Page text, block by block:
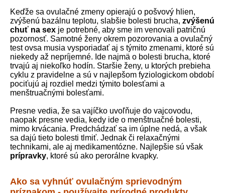
Keďže sa ovulačné zmeny opierajú o pošvový hlien,
zvýšenú bazálnu teplotu, slabšie bolesti brucha, zvýšenú
chuť na sex je potrebné, aby sme im venovali patričnú
pozornosť. Samotné ženy okrem pozorovania a ovulačný
test ovsa musia vysporiadať aj s týmito zmenami, ktoré sú
niekedy až nepríjemné. Ide najmä o bolesti brucha, ktoré
trvajú aj niekoľko hodín. Staršie ženy, u ktorých prebieha
cyklu z pravidelne a sú v najlepšom fyziologickom období
pociťujú aj rozdiel medzi týmito bolesťami a
menštruačnými bolesťami.
Presne vedia, že sa vajíčko uvoľňuje do vajcovodu,
naopak presne vedia, kedy ide o menštruačné bolesti,
mimo krvácania. Predchádzať sa im úplne nedá, a však
sa dajú tieto bolesti tlmiť. Jednak či relaxačnými
technikami, ale aj medikamentózne. Najlepšie sú však
prípravky, ktoré sú ako perorálne kvapky.
Ako sa vyhnúť ovulačným sprievodným